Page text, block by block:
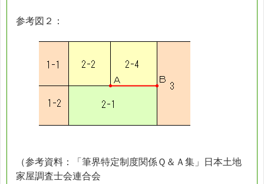
参考図２：
（参考資料：「筆界特定制度関係Ｑ＆Ａ集」日本土地
家屋調査士会連合会